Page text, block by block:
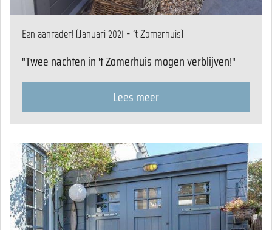
Een aanrader! (Januari 2021 - 't Zomerhuis)
"Twee nachten in 't Zomerhuis mogen verblijven!"
Lees meer